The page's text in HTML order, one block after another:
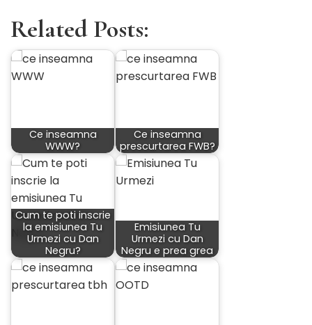
Related Posts:
Ce inseamna
WWW?
Ce inseamna
prescurtarea FWB?
Cum te poti inscrie
la emisiunea Tu
Urmezi cu Dan
Negru?
Emisiunea Tu
Urmezi cu Dan
Negru e prea grea